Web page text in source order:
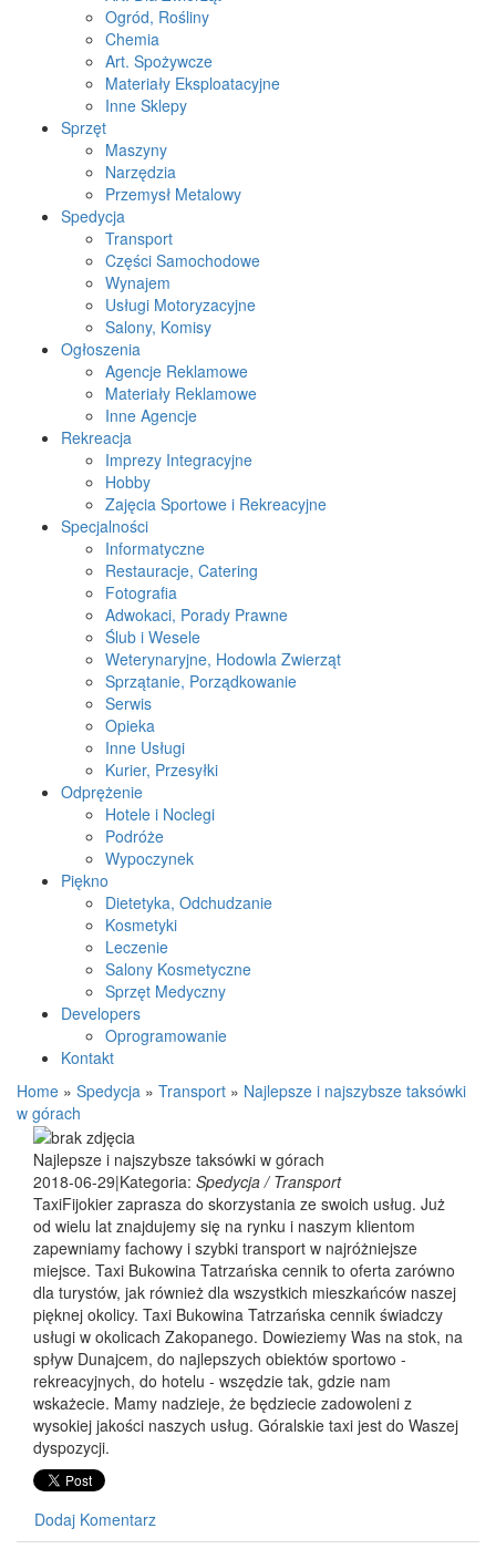
Ogród, Rośliny
Chemia
Art. Spożywcze
Materiały Eksploatacyjne
Inne Sklepy
Sprzęt
Maszyny
Narzędzia
Przemysł Metalowy
Spedycja
Transport
Części Samochodowe
Wynajem
Usługi Motoryzacyjne
Salony, Komisy
Ogłoszenia
Agencje Reklamowe
Materiały Reklamowe
Inne Agencje
Rekreacja
Imprezy Integracyjne
Hobby
Zajęcia Sportowe i Rekreacyjne
Specjalności
Informatyczne
Restauracje, Catering
Fotografia
Adwokaci, Porady Prawne
Ślub i Wesele
Weterynaryjne, Hodowla Zwierząt
Sprzątanie, Porządkowanie
Serwis
Opieka
Inne Usługi
Kurier, Przesyłki
Odprężenie
Hotele i Noclegi
Podróże
Wypoczynek
Piękno
Dietetyka, Odchudzanie
Kosmetyki
Leczenie
Salony Kosmetyczne
Sprzęt Medyczny
Developers
Oprogramowanie
Kontakt
Home » Spedycja » Transport » Najlepsze i najszybsze taksówki
w górach
Najlepsze i najszybsze taksówki w górach
2018-06-29|Kategoria: Spedycja / Transport
TaxiFijokier zaprasza do skorzystania ze swoich usług. Już
od wielu lat znajdujemy się na rynku i naszym klientom
zapewniamy fachowy i szybki transport w najróżniejsze
miejsce. Taxi Bukowina Tatrzańska cennik to oferta zarówno
dla turystów, jak również dla wszystkich mieszkańców naszej
pięknej okolicy. Taxi Bukowina Tatrzańska cennik świadczy
usługi w okolicach Zakopanego. Dowieziemy Was na stok, na
spływ Dunajcem, do najlepszych obiektów sportowo -
rekreacyjnych, do hotelu - wszędzie tak, gdzie nam
wskażecie. Mamy nadzieje, że będziecie zadowoleni z
wysokiej jakości naszych usług. Góralskie taxi jest do Waszej
dyspozycji.
Dodaj Komentarz